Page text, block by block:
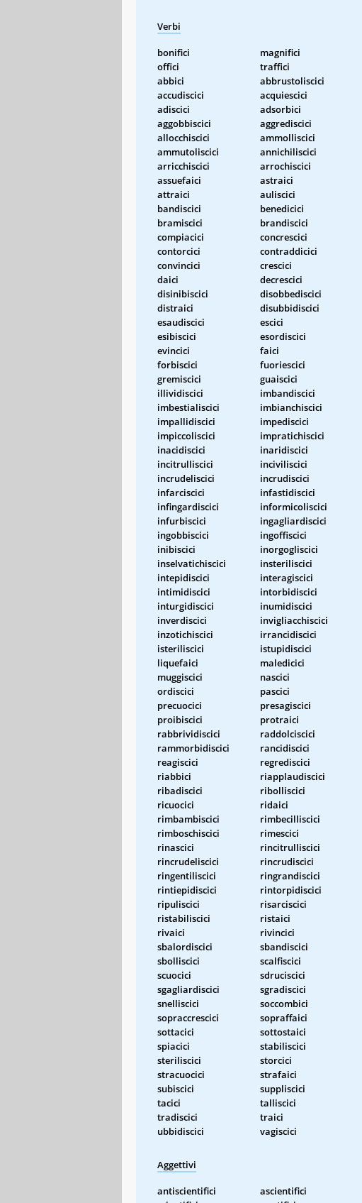
Verbi
bonifici magnifici
offici
traffici
abbici
abbrustoliscici
accudiscici
acquiescici
adiscici
adsorbici
aggobbiscici
aggrediscici
allocchiscici
ammolliscici
ammutoliscici
annichiliscici
arricchiscici
arrochiscici
assuefaici
astraici
attraici
auliscici
bandiscici
benedicici
bramiscici
brandiscici
compiacici
concrescici
contorcici
contraddicici
convincici
crescici
daici
decrescici
disinibiscici
disobbediscici
distraici
disubbidiscici
esaudiscici
escici
esibiscici
esordiscici
evincici
faici
forbiscici
fuoriescici
gremiscici
guaiscici
illividiscici
imbandiscici
imbestialiscici
imbianchiscici
impallidiscici
impediscici
impiccoliscici
impratichiscici
inacidiscici
inaridiscici
incitrulliscici
inciviliscici
incrudeliscici
incrudiscici
infarciscici
infastidiscici
infingardiscici
informicoliscici
infurbiscici
ingagliardiscici
ingobbiscici
ingoffiscici
inibiscici
inorgogliscici
inselvatichiscici
insteriliscici
intepidiscici
interagiscici
intimidiscici
intorbidiscici
inturgidiscici
inumidiscici
inverdiscici
invigliacchiscici
inzotichiscici
irrancidiscici
isteriliscici
istupidiscici
liquefaici
maledicici
muggiscici
nascici
ordiscici
pascici
precuocici
presagiscici
proibiscici
protraici
rabbrividiscici
raddolciscici
rammorbidiscici
rancidiscici
reagiscici
regrediscici
riabbici
riapplaudiscici
ribadiscici
ribolliscici
ricuocici
ridaici
rimbambiscici
rimbecilliscici
rimboschiscici
rimescici
rinascici
rincitrulliscici
rincrudeliscici
rincrudiscici
ringentiliscici
ringrandiscici
rintiepidiscici
rintorpidiscici
ripuliscici
risarciscici
ristabiliscici
ristaici
rivaici
rivincici
sbalordiscici
sbandiscici
sbolliscici
scalfiscici
scuocici
sdruciscici
sgagliardiscici
sgradiscici
snelliscici
soccombici
sopraccrescici
sopraffaici
sottacici
sottostaici
spiacici
stabiliscici
steriliscici
storcici
stracuocici
strafaici
subiscici
suppliscici
tacici
talliscici
tradiscici
traici
ubbidiscici
vagiscici
Aggettivi
antiscientifici ascientifici